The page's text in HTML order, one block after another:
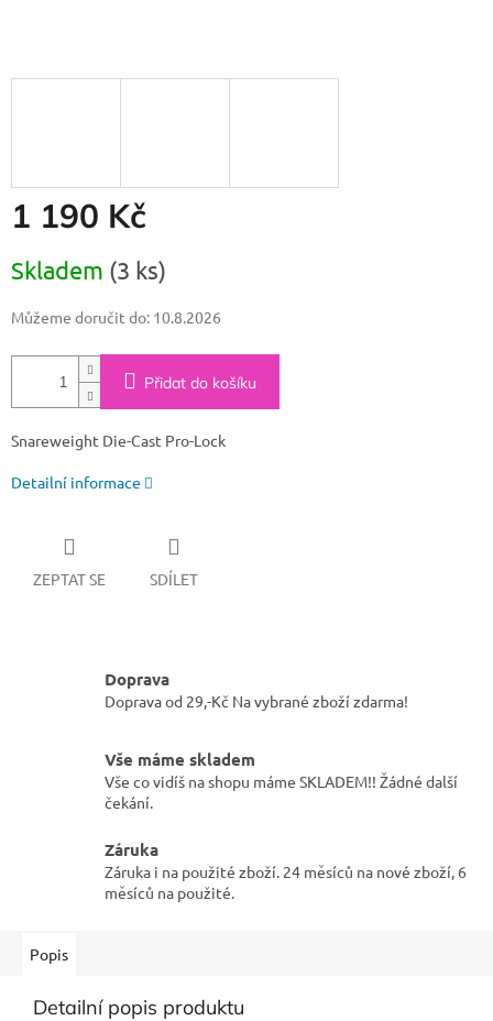
1 190 Kč
cena:
Skladem (3 ks)
Můžeme doručit do: 10.8.2026
Přidat do košíku
Snareweight Die-Cast Pro-Lock
Detailní informace
ZEPTAT SE SDÍLET
Doprava
Doprava od 29,-Kč Na vybrané zboží zdarma!
Vše máme skladem
Vše co vidíš na shopu máme SKLADEM!! Žádné další
čekání.
Záruka
Záruka i na použité zboží. 24 měsíců na nové zboží, 6
měsíců na použité.
Popis
Detailní popis produktu